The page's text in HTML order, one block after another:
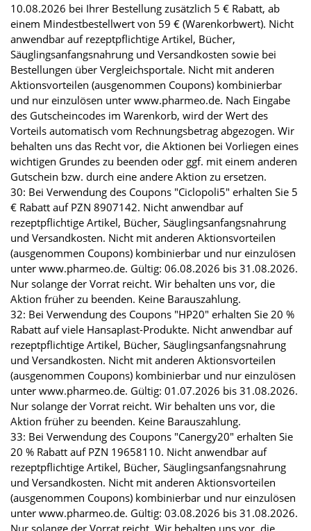
10.08.2026 bei Ihrer Bestellung zusätzlich 5 € Rabatt, ab
einem Mindestbestellwert von 59 € (Warenkorbwert). Nicht
anwendbar auf rezeptpflichtige Artikel, Bücher,
Säuglingsanfangsnahrung und Versandkosten sowie bei
Bestellungen über Vergleichsportale. Nicht mit anderen
Aktionsvorteilen (ausgenommen Coupons) kombinierbar
und nur einzulösen unter www.pharmeo.de. Nach Eingabe
des Gutscheincodes im Warenkorb, wird der Wert des
Vorteils automatisch vom Rechnungsbetrag abgezogen. Wir
behalten uns das Recht vor, die Aktionen bei Vorliegen eines
wichtigen Grundes zu beenden oder ggf. mit einem anderen
Gutschein bzw. durch eine andere Aktion zu ersetzen.
30: Bei Verwendung des Coupons "Ciclopoli5" erhalten Sie 5
€ Rabatt auf PZN 8907142. Nicht anwendbar auf
rezeptpflichtige Artikel, Bücher, Säuglingsanfangsnahrung
und Versandkosten. Nicht mit anderen Aktionsvorteilen
(ausgenommen Coupons) kombinierbar und nur einzulösen
unter www.pharmeo.de. Gültig: 06.08.2026 bis 31.08.2026.
Nur solange der Vorrat reicht. Wir behalten uns vor, die
Aktion früher zu beenden. Keine Barauszahlung.
32: Bei Verwendung des Coupons "HP20" erhalten Sie 20 %
Rabatt auf viele Hansaplast-Produkte. Nicht anwendbar auf
rezeptpflichtige Artikel, Bücher, Säuglingsanfangsnahrung
und Versandkosten. Nicht mit anderen Aktionsvorteilen
(ausgenommen Coupons) kombinierbar und nur einzulösen
unter www.pharmeo.de. Gültig: 01.07.2026 bis 31.08.2026.
Nur solange der Vorrat reicht. Wir behalten uns vor, die
Aktion früher zu beenden. Keine Barauszahlung.
33: Bei Verwendung des Coupons "Canergy20" erhalten Sie
20 % Rabatt auf PZN 19658110. Nicht anwendbar auf
rezeptpflichtige Artikel, Bücher, Säuglingsanfangsnahrung
und Versandkosten. Nicht mit anderen Aktionsvorteilen
(ausgenommen Coupons) kombinierbar und nur einzulösen
unter www.pharmeo.de. Gültig: 03.08.2026 bis 31.08.2026.